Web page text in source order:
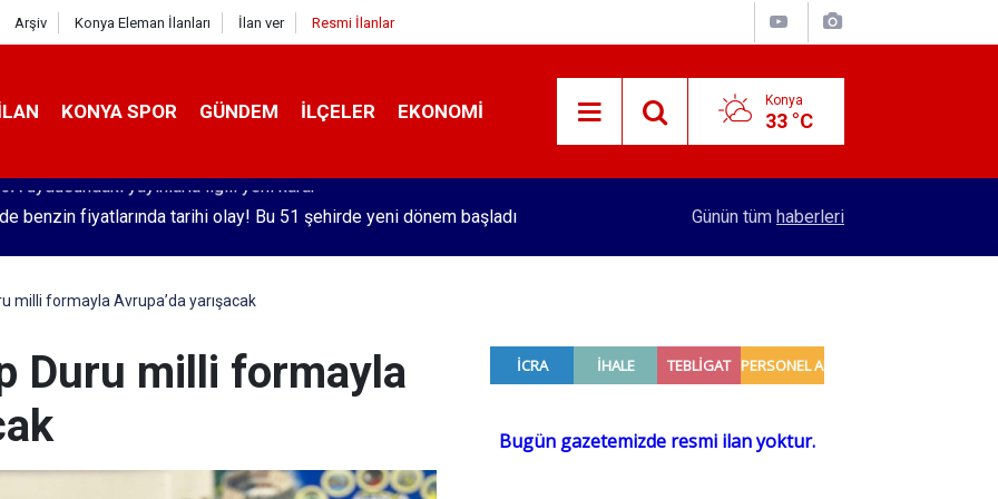
Arşiv Konya Eleman İlanları İlan ver Resmi İlanlar
KONYA SPOR GÜNDEM İLÇELER EKONOMI Konya
33 °C
benzin fiyatlarında tarihi olay! Bu 51 şehirde yeni dönem başladı Konya'dan 4 şehre hızlı tren hattı yapılacak!
Günün tüm haberleri
milli formayla Avrupa’da yarışacak
Duru milli formayla